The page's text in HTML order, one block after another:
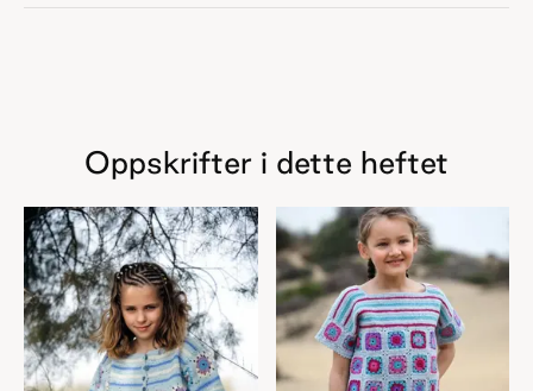
Oppskrifter i dette heftet